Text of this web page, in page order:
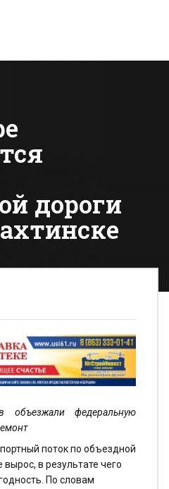
дороги
объезжали федеральную
поток по объездной
в результате чего
По словам